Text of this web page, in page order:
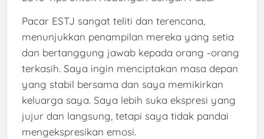
Pacar ESTJ sangat teliti dan terencana,
menunjukkan penampilan mereka yang setia
dan bertanggung jawab kepada orang -orang
terkasih. Saya ingin menciptakan masa depan
yang stabil bersama dan saya memikirkan
keluarga saya. Saya lebih suka ekspresi yang
jujur ​​dan langsung, tetapi saya tidak pandai
mengekspresikan emosi.